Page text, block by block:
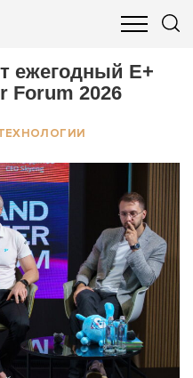
БИЗНЕС И ФИНАНСЫ
ежегодный E+
Forum 2026